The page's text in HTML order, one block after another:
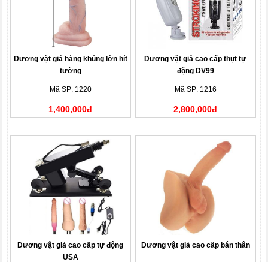
Dương vật giả hàng khủng lớn hít
tường
Mã SP: 1220
1,400,000đ
Dương vật giả cao cấp thụt tự
động DV99
Mã SP: 1216
2,800,000đ
Dương vật giả cao cấp tự động
USA
Dương vật giả cao cấp bán thân